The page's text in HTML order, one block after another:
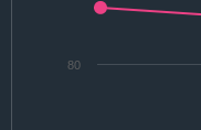
80